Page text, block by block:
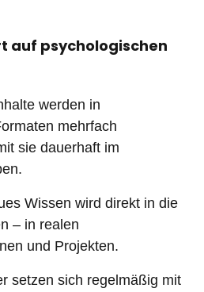
auf psychologischen
werden in
mehrfach
sie dauerhaft im
Wissen wird direkt in die
– in realen
setzen sich regelmäßig mit